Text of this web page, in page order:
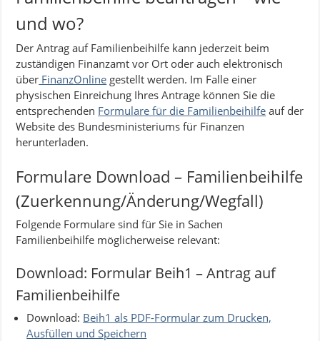
und wo?
Der Antrag auf Familienbeihilfe kann jederzeit beim
zuständigen Finanzamt vor Ort oder auch elektronisch
über FinanzOnline gestellt werden. Im Falle einer
physischen Einreichung Ihres Antrage können Sie die
entsprechenden Formulare für die Familienbeihilfe auf der
Website des Bundesministeriums für Finanzen
herunterladen.
Formulare Download – Familienbeihilfe
(Zuerkennung/Änderung/Wegfall)
Folgende Formulare sind für Sie in Sachen
Familienbeihilfe möglicherweise relevant:
Download: Formular Beih1 – Antrag auf
Familienbeihilfe
Download: Beih1 als PDF-Formular zum Drucken,
Ausfüllen und Speichern